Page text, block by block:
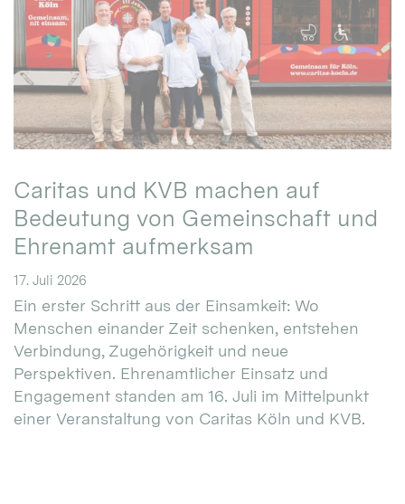
Caritas und KVB machen auf
Bedeutung von Gemeinschaft und
Ehrenamt aufmerksam
17. Juli 2026
Ein erster Schritt aus der Einsamkeit: Wo
Menschen einander Zeit schenken, entstehen
Verbindung, Zugehörigkeit und neue
Perspektiven. Ehrenamtlicher Einsatz und
Engagement standen am 16. Juli im Mittelpunkt
einer Veranstaltung von Caritas Köln und KVB.